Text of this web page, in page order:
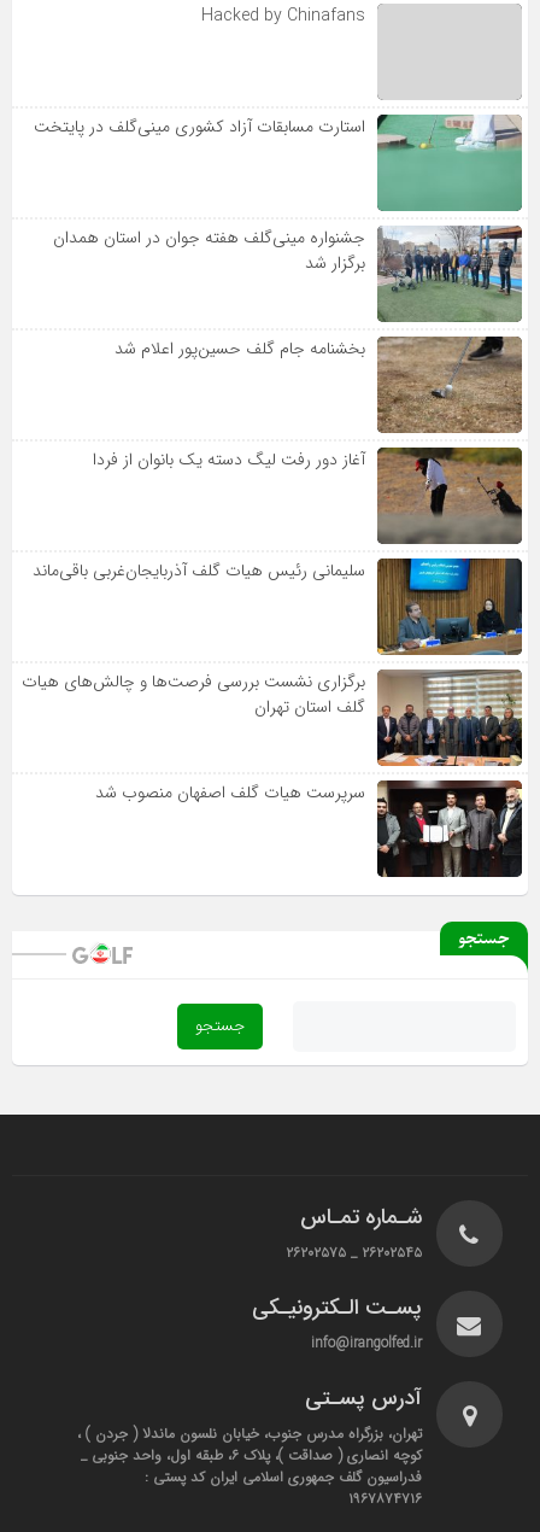
Hacked by Chinafans
استارت مسابقات آزاد کشوری مینی‌گلف در پایتخت
جشنواره مینی‌گلف هفته جوان در استان همدان
برگزار شد
بخشنامه جام گلف حسین‌پور اعلام شد
آغاز دور رفت لیگ دسته یک بانوان از فردا
سلیمانی رئیس هیات گلف آذربایجان‌غربی باقی‌ماند
برگزاری نشست بررسی فرصت‌ها و چالش‌های هیات
گلف استان تهران
سرپرست هیات گلف اصفهان منصوب شد
جستجو
شـماره تمـاس
۲۶۲۰۲۵۴۵ _ ۲۶۲۰۲۵۷۵
پسـت الـکترونیـکی
info@irangolfed.ir
آدرس پسـتی
تهران، بزرگراه مدرس جنوب، خیابان نلسون ماندلا ( جردن ) ،
کوچه انصاری ( صداقت )، پلاک ۶، طبقه اول، واحد جنوبی _
فدراسیون گلف جمهوری اسلامی ایران کد پستی :
۱۹۶۷۸۷۴۷۱۶